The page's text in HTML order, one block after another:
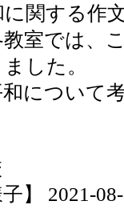
に関する作
室では、
した。
について
子】 2021-